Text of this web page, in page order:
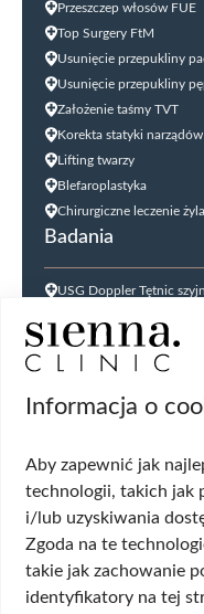
Przeszczep włosów FUE
Top Surgery FtM
Usunięcie przepukliny
Usunięcie przepukliny
Założenie taśmy TVT
Korekta statyki
Lifting twarzy
Blefaroplastyka
Chirurgiczne leczenie
Badania
USG Doppler Tętnic
USG jąder
USG tarczycy
Cytologia płynna
HPV DNA HR 14
Biopsja cienkoigłowa
USG układu moczowego
Wskazania
Wypadanie włosów
Informacja o
Aby zapewnić jak
technologii, takich jak
i/lub uzyskiwania
Zgoda na te
takie jak zachowanie
identyfikatory na tej